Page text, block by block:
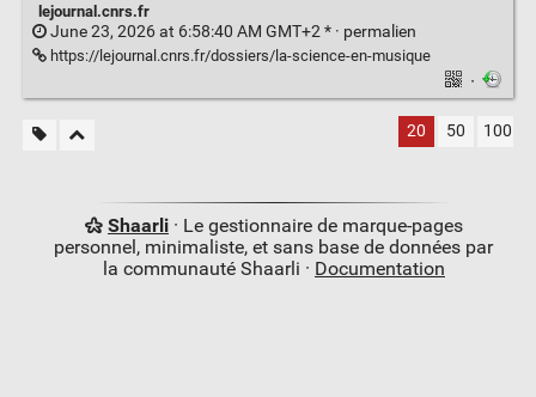
lejournal.cnrs.fr
June 23, 2026 at 6:58:40 AM GMT+2 * · permalien
https://lejournal.cnrs.fr/dossiers/la-science-en-musique
·
20 50 100
Shaarli· Le gestionnaire de marque-pages
personnel, minimaliste, et sans base de données par
la communauté Shaarli · Documentation